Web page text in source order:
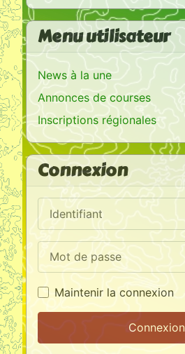
Menu utilisateur
News à la une
Annonces de courses
Inscriptions régionales
Connexion
Mot de passe
Maintenir la connexion
Connexion